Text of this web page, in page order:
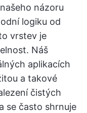
názoru
logiku od
vrstev je
Náš
aplikacích
a takové
čistých
se často shrnuje